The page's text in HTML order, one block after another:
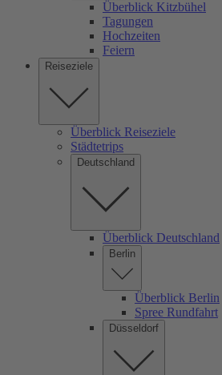
Überblick Kitzbühel
Tagungen
Hochzeiten
Feiern
Reiseziele
Überblick Reiseziele
Städtetrips
Deutschland
Überblick Deutschland
Berlin
Überblick Berlin
Spree Rundfahrt
Düsseldorf